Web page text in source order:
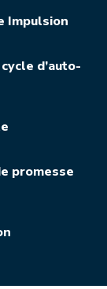
Impulsion
d’auto-
promesse